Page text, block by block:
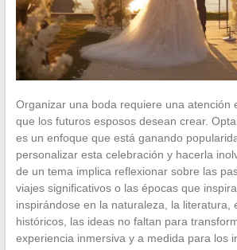
Organizar una boda requiere una atención
que los futuros esposos desean crear.
es un enfoque que está ganando
personalizar esta celebración y hacerla
de un tema implica reflexionar sobre las
viajes significativos o las épocas que
inspirándose en la naturaleza, la literatura,
históricos, las ideas no faltan para
experiencia inmersiva y a medida para los